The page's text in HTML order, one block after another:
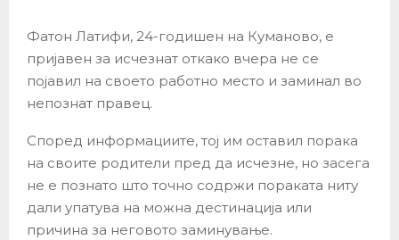
Фатон Латифи, 24-годишен на Куманово, е
пријавен за исчезнат откако вчера не се
појавил на своето работно место и заминал во
непознат правец.
Според информациите, тој им оставил порака
на своите родители пред да исчезне, но засега
не е познато што точно содржи пораката ниту
дали упатува на можна дестинација или
причина за неговото заминување.